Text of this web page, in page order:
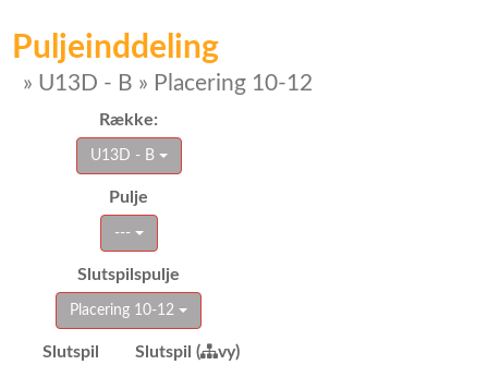
Puljeinddeling
» U13D - B » Placering 10-12
Række:
U13D - B
Pulje
---
Slutspilspulje
Placering 10-12
Slutspil Slutspil ( vy)